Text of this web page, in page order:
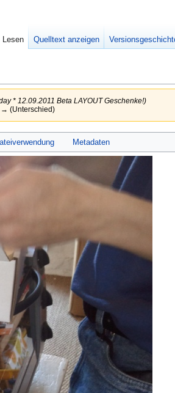
* 12.09.2011 Beta LAYOUT Geschenke!)
→ (Unterschied)
Metadaten
Lesen Quelltext anzeigen